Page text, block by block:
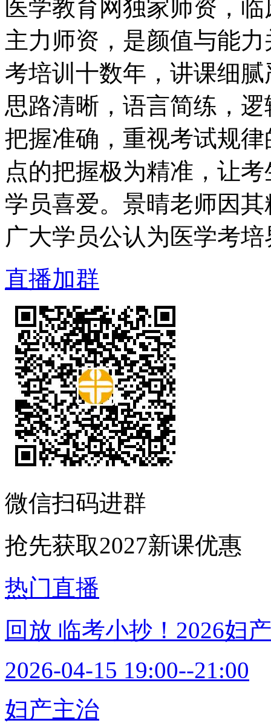
医学教育网独家师资，
主力师资，是颜值与能
考培训十数年，讲课细
思路清晰，语言简练，
把握准确，重视考试规
点的把握极为精准，让
学员喜爱。景晴老师因
广大学员公认为医学考培
直播加群
微信扫码进群
抢先获取2027新课优惠
热门直播
回放 临考小抄！2026妇
2026-04-15 19:00--21:00
妇产主治